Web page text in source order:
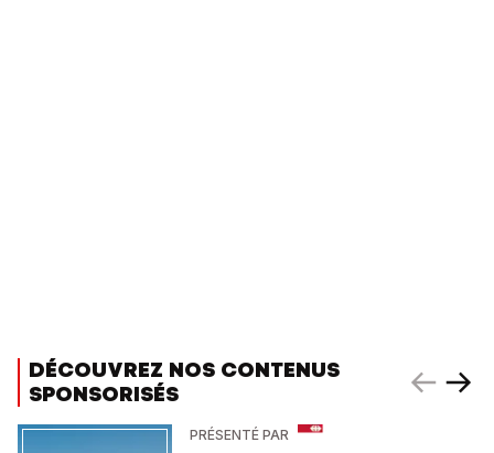
DÉCOUVREZ NOS CONTENUS
SPONSORISÉS
PRÉSENTÉ PAR